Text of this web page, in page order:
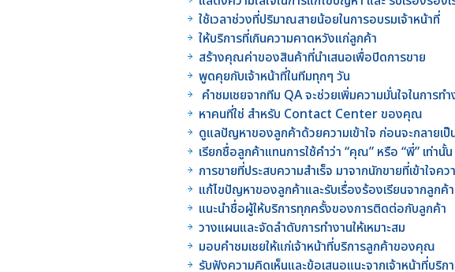
ใช้เวลาช่วงที่ปริมาณสายน้อยในการอบรมเจ้าหน้าที่
ให้บริการที่เกินความคาดหวังแก่ลูกค้า
สร้างคุณค่าของสินค้าที่นำเสนอเพื่อปิดการขาย
พูดคุยกับเจ้าหน้าที่ในทีมทุกๆ วัน
คำชมเชยจากทีม QA จะช่วยเพิ่มความมั่นใจในกา
หาคนที่ใช่ สำหรับ Contact Center ของคุณ
ดูแลปัญหาของลูกค้าด้วยความเข้าใจ ก่อนจะกลายเป็
เรียกชื่อลูกค้าแทนการใช้คำว่า “คุณ” หรือ “พี่” เท่านั้น
การขายที่ประสบความสำเร็จ มาจากนักขายที่เข้าใ
แก้ไขปัญหาของลูกค้าและรับเรื่องร้องเรียนจากลูกค้
แนะนำชื่อผู้ให้บริการทุกครั้งของการติดต่อกับลูกค้า
วางแผนและจัดลำดับการทำงานให้เหมาะสม
มอบคำชมเชยให้แก่เจ้าหน้าที่บริการลูกค้าของคุณ
รับฟังความคิดเห็นและข้อเสนอแนะจากเจ้าหน้าที่บริ